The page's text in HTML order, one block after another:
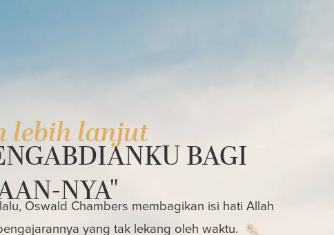
lebih lanjut
BAGI
NYA"
Oswald Chambers membagikan isi hati Allah
yang tak lekang oleh waktu.